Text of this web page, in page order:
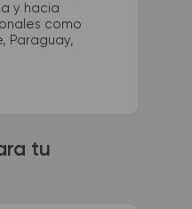
y hacia
como
Paraguay,
tu